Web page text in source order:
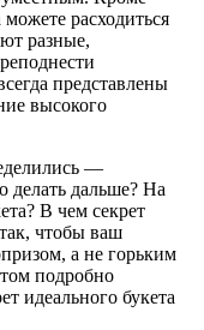
расходиться
разные,
представлены
высокого
—
делать дальше? На
В чем секрет
чтобы ваш
а не горьким
подробно
идеального букета